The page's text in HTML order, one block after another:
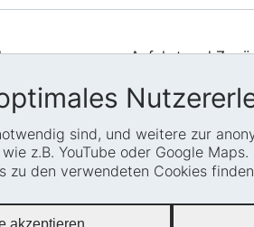
sind, und weitere zur
z.B. YouTube oder Google
den verwendeten Cookies
akzeptieren
Anfahrt und
Leichte Sprache
Gebärdensprache
Erklärung zur
Newsletter